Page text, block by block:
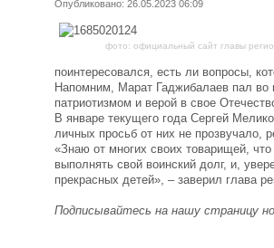
Опубликовано: 26.05.2023 06:09
фото: официальный сайт главы
поинтересовался, есть ли вопросы,
Напомним, Марат Гаджибалаев пал во
патриотизмом и верой в свое
В январе текущего года Сергей
личных просьб от них не прозвучало,
«Знаю от многих своих товарищей,
выполнять свой воинский долг, и,
прекрасных детей», – заверил глава
Подписывайтесь на нашу страницу